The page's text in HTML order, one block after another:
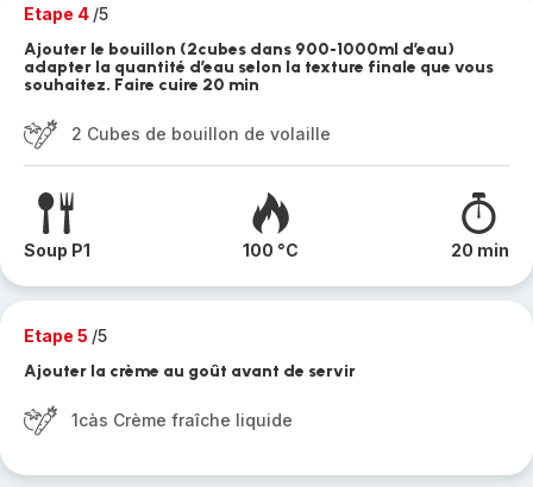
Etape 4 /5
Ajouter le bouillon (2cubes dans 900-1000ml d’eau)
adapter la quantité d’eau selon la texture finale que vous
souhaitez. Faire cuire 20 min
2 Cubes de bouillon de volaille
Soup P1 100 °C 20 min
Etape 5 /5
Ajouter la crème au goût avant de servir
1càs Crème fraîche liquide